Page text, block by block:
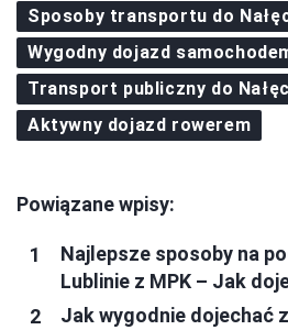
Sposoby transportu do
Wygodny dojazd
Transport publiczny do
Aktywny dojazd rowerem
Powiązane wpisy:
Najlepsze sposoby na
Lublinie z MPK – Jak
Jak wygodnie dojechać